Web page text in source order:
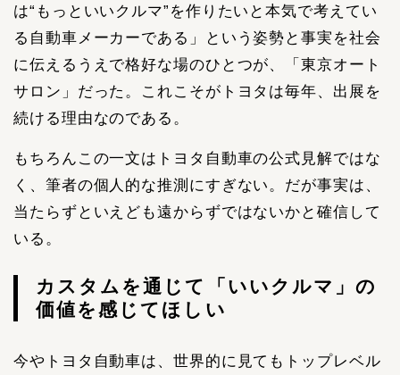
は“もっといいクルマ”を作りたいと本気で考えてい
る自動車メーカーである」という姿勢と事実を社会
に伝えるうえで格好な場のひとつが、「東京オート
サロン」だった。これこそがトヨタは毎年、出展を
続ける理由なのである。
もちろんこの一文はトヨタ自動車の公式見解ではな
く、筆者の個人的な推測にすぎない。だが事実は、
当たらずといえども遠からずではないかと確信して
いる。
カスタムを通じて「いいクルマ」の
価値を感じてほしい
今やトヨタ自動車は、世界的に見てもトップレベル